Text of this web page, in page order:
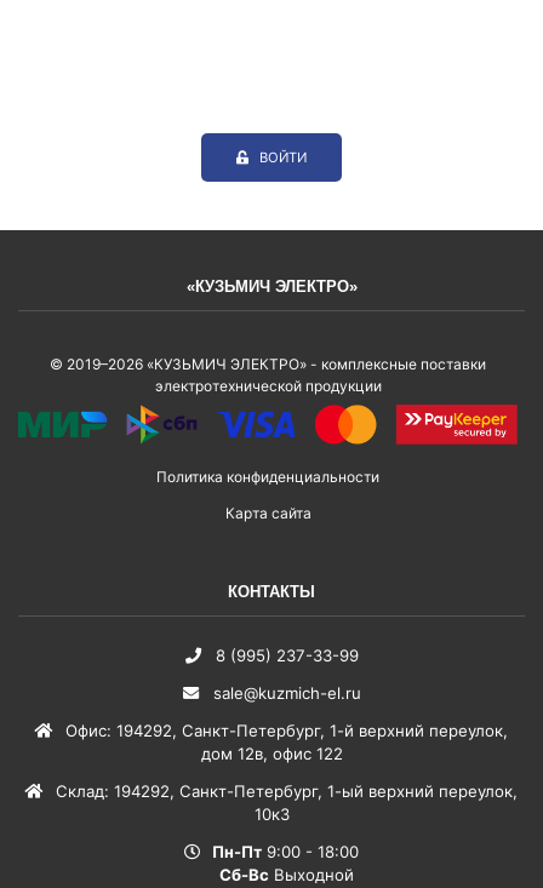
ВОЙТИ
«КУЗЬМИЧ ЭЛЕКТРО»
© 2019–2026 «КУЗЬМИЧ ЭЛЕКТРО» - комплексные поставки
электротехнической продукции
Политика конфиденциальности
Карта сайта
КОНТАКТЫ
8 (995) 237-33-99
sale@kuzmich-el.ru
Офис: 194292, Санкт-Петербург, 1-й верхний переулок,
дом 12в, офис 122
Склад: 194292, Санкт-Петербург, 1-ый верхний переулок,
10к3
Пн-Пт 9:00 - 18:00
Сб-Вс Выходной